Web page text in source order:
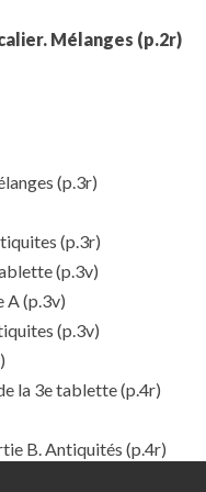
Mélanges (p.2r)
(p.3r)
(p.3r)
(p.3v)
A (p.3v)
(p.3v)
la 3e tablette(p.4r)
B. Antiquités (p.4r)